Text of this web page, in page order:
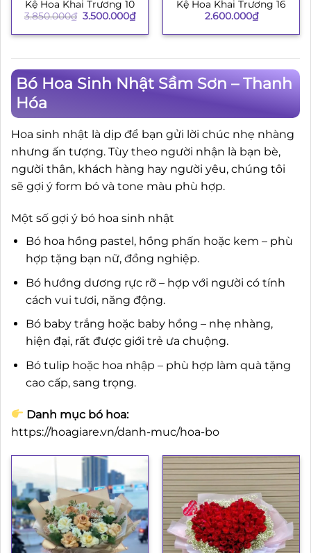
Kệ Hoa Khai Trương 10
3.850.000₫ Giá
là:
3.500.000₫Giá
hiện
tại
Kệ Hoa Khai Trương 16
2.600.000₫
Bó Hoa Sinh Nhật Sầm Sơn – Thanh
Hóa
Hoa sinh nhật là dịp để bạn gửi lời chúc nhẹ nhàng
nhưng ấn tượng. Tùy theo người nhận là bạn bè,
người thân, khách hàng hay người yêu, chúng tôi
sẽ gợi ý form bó và tone màu phù hợp.
Một số gợi ý bó hoa sinh nhật
Bó hoa hồng pastel, hồng phấn hoặc kem – phù
hợp tặng bạn nữ, đồng nghiệp.
Bó hướng dương rực rỡ – hợp với người có tính
cách vui tươi, năng động.
Bó baby trắng hoặc baby hồng – nhẹ nhàng,
hiện đại, rất được giới trẻ ưa chuộng.
Bó tulip hoặc hoa nhập – phù hợp làm quà tặng
cao cấp, sang trọng.
Danh mục bó hoa:
https://hoagiare.vn/danh-muc/hoa-bo